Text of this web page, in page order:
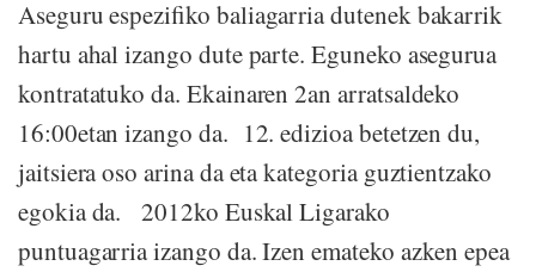
Aseguru espezifiko baliagarria dutenek bakarrik
hartu ahal izango dute parte. Eguneko asegurua
kontratatuko da. Ekainaren 2an arratsaldeko
16:00etan izango da. 12. edizioa betetzen du,
jaitsiera oso arina da eta kategoria guztientzako
egokia da. 2012ko Euskal Ligarako
puntuagarria izango da. Izen emateko azken epea